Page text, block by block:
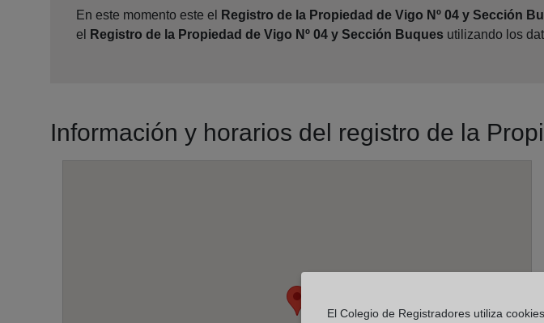
En este momento este el Registro de la Propiedad de Vigo Nº 04 y Sección
el
Registro de la Propiedad de Vigo Nº 04 y Sección Buques utilizando los
Información y horarios del registro de la
El Colegio de Registradores utiliza